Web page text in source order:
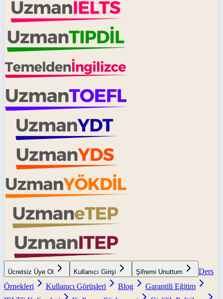
Ücretsiz Üye Ol Kullanıcı Girişi Şifremi Unuttum
Ders
Örnekleri
Kullanıcı Görüşleri Blog
Garantili Eğitim